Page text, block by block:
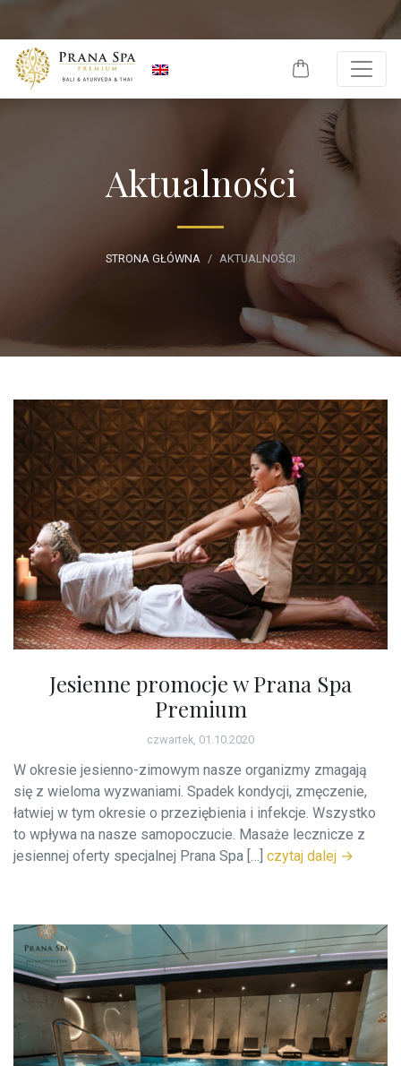
Aktualności
STRONA GŁÓWNA AKTUALNOŚCI
Jesienne promocje w Prana Spa
Premium
czwartek, 01.10.2020
W okresie jesienno-zimowym nasze organizmy zmagają
się z wieloma wyzwaniami. Spadek kondycji, zmęczenie,
łatwiej w tym okresie o przeziębienia i infekcje. Wszystko
to wpływa na nasze samopoczucie. Masaże lecznicze z
jesiennej oferty specjalnej Prana Spa […] czytaj dalej →